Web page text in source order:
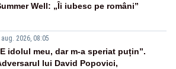
Well: „Îi iubesc pe români”
aug. 2026, 08:05
idolul meu, dar m-a speriat puțin”.
lui David Popovici,